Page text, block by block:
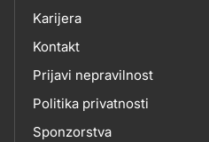
Karijera
Kontakt
Prijavi nepravilnost
Politika privatnosti
Sponzorstva